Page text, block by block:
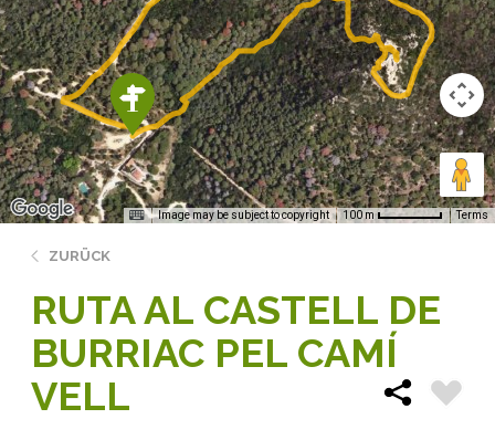
Image may be subject to copyright 100 m Terms
ZURÜCK
RUTA AL CASTELL DE
BURRIAC PEL CAMÍ
VELL